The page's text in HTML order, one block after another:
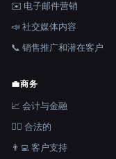
✉️ 电子邮件营销
📣 社交媒体内容
📞 销售推广和潜在客户
💼商务
📈 会计与金融
👩‍⚖️ 合法的
👨‍💻 客户支持